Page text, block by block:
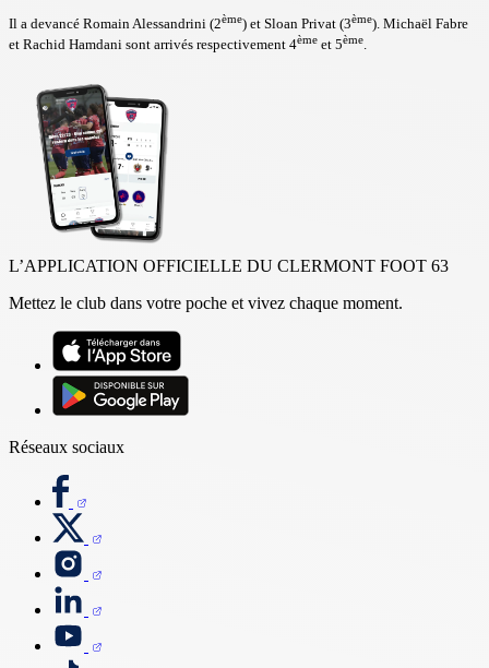
Il a devancé Romain Alessandrini (2ème) et Sloan Privat (3ème). Michaël Fabre
et Rachid Hamdani sont arrivés respectivement 4ème et 5ème
L’APPLICATION OFFICIELLE DU CLERMONT FOOT 63
Mettez le club dans votre poche et vivez chaque moment.
Réseaux sociaux